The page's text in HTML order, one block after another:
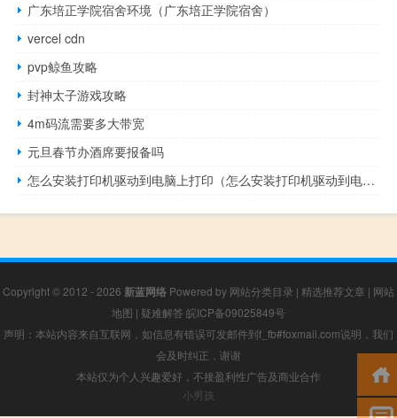
广东培正学院宿舍环境（广东培正学院宿舍）
vercel cdn
pvp鲸鱼攻略
封神太子游戏攻略
4m码流需要多大带宽
元旦春节办酒席要报备吗
怎么安装打印机驱动到电脑上打印（怎么安装打印机驱动到电脑上）
Copyright © 2012 - 2026 新蓝网络 Powered by 网站分类目录 | 精选推荐文章 | 网站
地图 | 疑难解答 皖ICP备09025849号
声明：本站内容来自互联网，如信息有错误可发邮件到f_fb#foxmail.com说明，我们
会及时纠正，谢谢
本站仅为个人兴趣爱好，不接盈利性广告及商业合作
小男孩